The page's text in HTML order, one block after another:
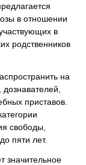
в отношении
в
родственников
на
приставов.
свободы,
пяти лет.
значительное